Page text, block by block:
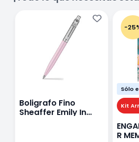
Boligrafo Fino
Sheaffer Emily In
-
Sólo
Kit
R